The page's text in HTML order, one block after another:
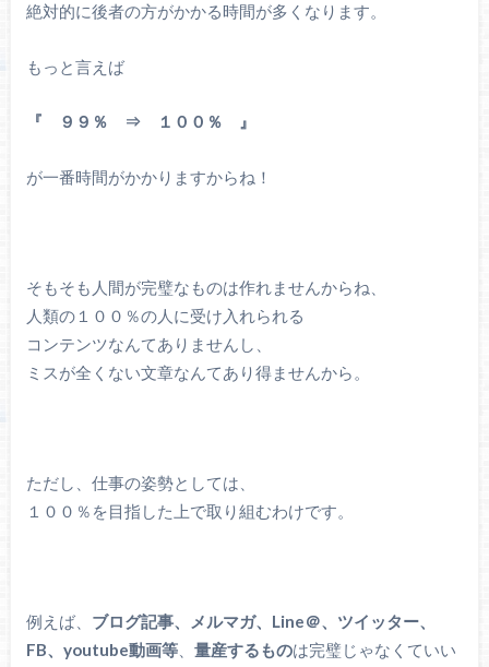
絶対的に後者の方がかかる時間が多くなります。
もっと言えば
『 ９９％ ⇒ １００％ 』
が一番時間がかかりますからね！
そもそも人間が完璧なものは作れませんからね、
人類の１００％の人に受け入れられる
コンテンツなんてありませんし、
ミスが全くない文章なんてあり得ませんから。
ただし、仕事の姿勢としては、
１００％を目指した上で取り組むわけです。
例えば、 ブログ記事、メルマガ、Line＠、ツイッター、
FB、youtube動画等、 量産するものは完璧じゃなくていい